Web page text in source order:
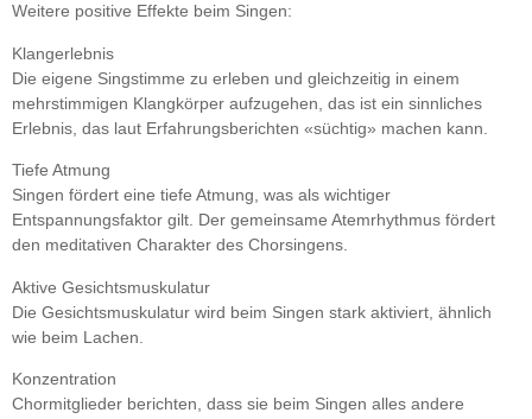
Weitere positive Effekte beim Singen:
Klangerlebnis
Die eigene Singstimme zu erleben und gleichzeitig in einem
mehrstimmigen Klangkörper aufzugehen, das ist ein sinnliches
Erlebnis, das laut Erfahrungsberichten «süchtig» machen kann.
Tiefe Atmung
Singen fördert eine tiefe Atmung, was als wichtiger
Entspannungsfaktor gilt. Der gemeinsame Atemrhythmus fördert
den meditativen Charakter des Chorsingens.
Aktive Gesichtsmuskulatur
Die Gesichtsmuskulatur wird beim Singen stark aktiviert, ähnlich
wie beim Lachen.
Konzentration
Chormitglieder berichten, dass sie beim Singen alles andere